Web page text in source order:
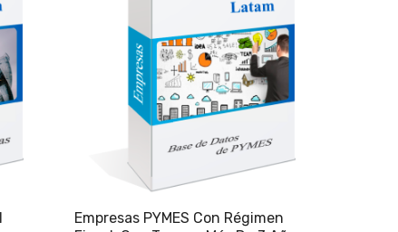
Empresas PYMES Con Régimen